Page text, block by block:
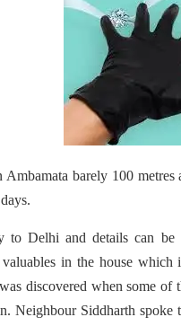
barely 100
Delhi and details can
in the house
discovered when some of
Neighbour Siddharth